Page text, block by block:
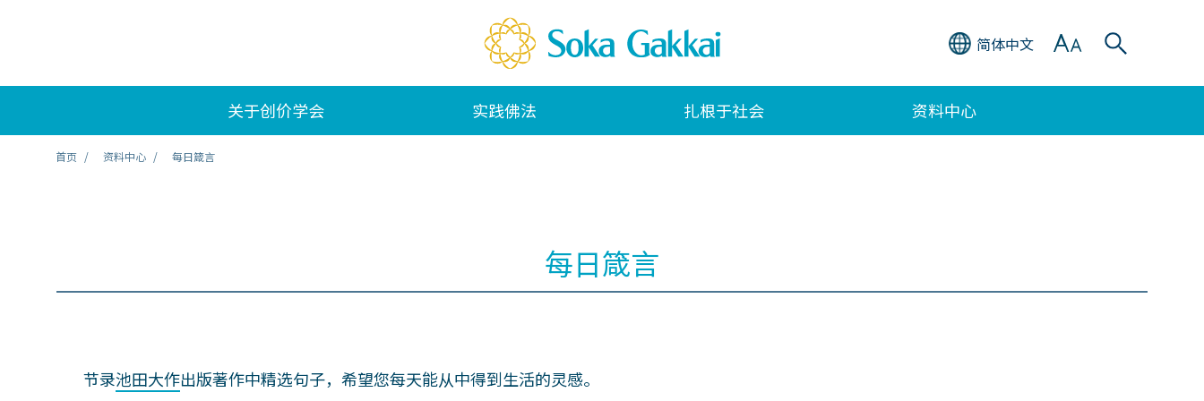
简体中文
关于创价学会 实践佛法 扎根于社会 资料中心
首页 资料中心 每日箴言
每日箴言
节录池田大作出版著作中精选句子，希望您每天能从中得到生活的灵感。